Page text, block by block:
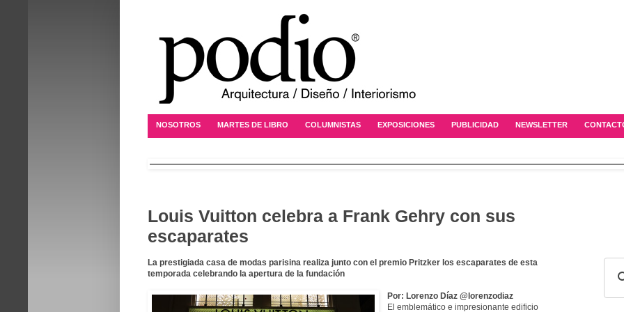
NOSOTROS MARTES DE LIBRO COLUMNISTAS EXPOSICIONES PUBLICIDAD NEWSLETTER
Louis Vuitton celebra a Frank Gehry con sus
escaparates
La prestigiada casa de modas parisina realiza junto con el premio Pritzker los escaparates de esta
temporada celebrando la apertura de la fundación
Por: Lorenzo Díaz @lorenzodiaz
El emblemático e impresionante edificio